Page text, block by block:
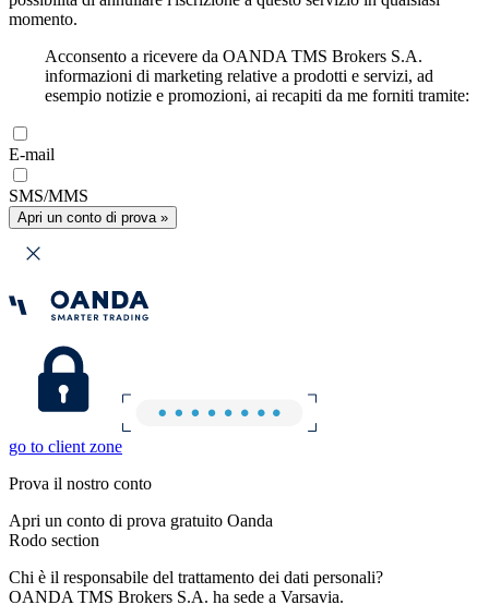
momento.
Acconsento a ricevere da OANDA TMS Brokers S.A.
informazioni di marketing relative a prodotti e servizi, ad
esempio notizie e promozioni, ai recapiti da me forniti tramite:
E-mail
SMS/MMS
Apri un conto di prova »
go to client zone
Prova il nostro conto
Apri un conto di prova gratuito Oanda
Rodo section
Chi è il responsabile del trattamento dei dati personali?
OANDA TMS Brokers S.A. ha sede a Varsavia.